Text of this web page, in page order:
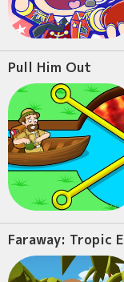
Pull Him Out
Faraway: Tropic